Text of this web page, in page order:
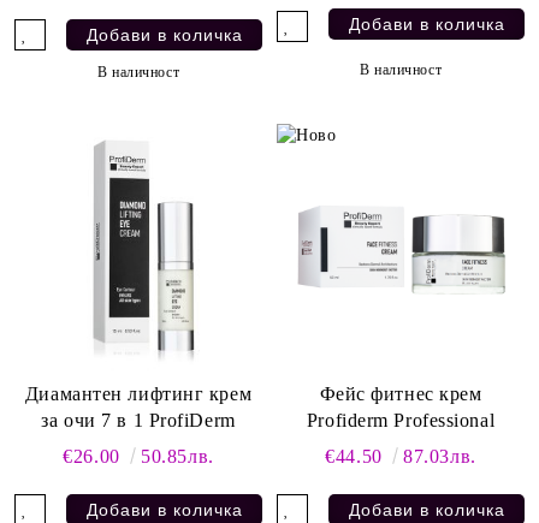
В наличност В наличност
Диамантен лифтинг крем
за очи 7 в 1 ProfiDerm
€26.00
50.85лв.
Фейс фитнес крем
Profiderm Professional
€44.50
87.03лв.